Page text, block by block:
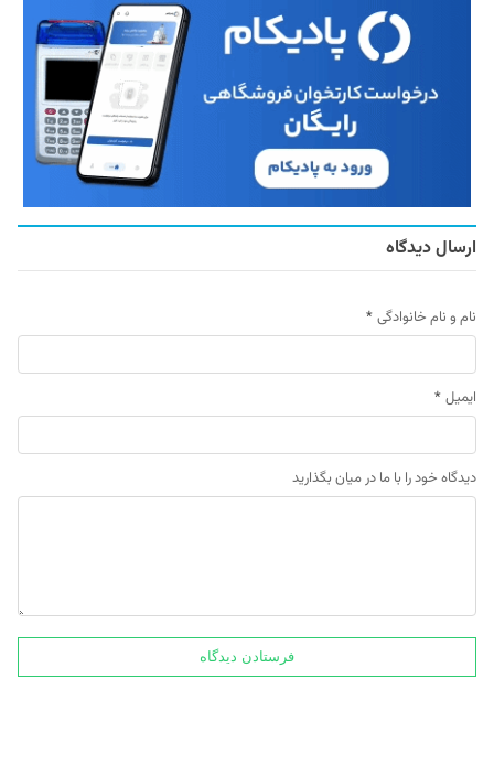
ارسال دیدگاه
نام و نام خانوادگی *
ایمیل *
دیدگاه خود را با ما در میان بگذارید